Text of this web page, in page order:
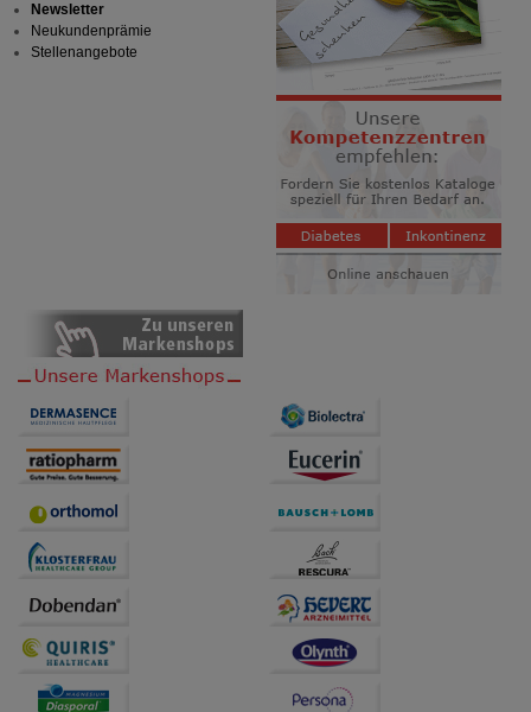
Newsletter
Neukundenprämie
Stellenangebote